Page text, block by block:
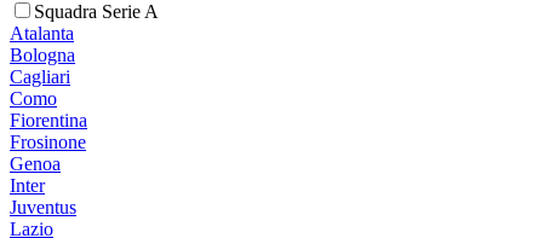
Squadra Serie A
Atalanta
Bologna
Cagliari
Como
Fiorentina
Frosinone
Genoa
Inter
Juventus
Lazio